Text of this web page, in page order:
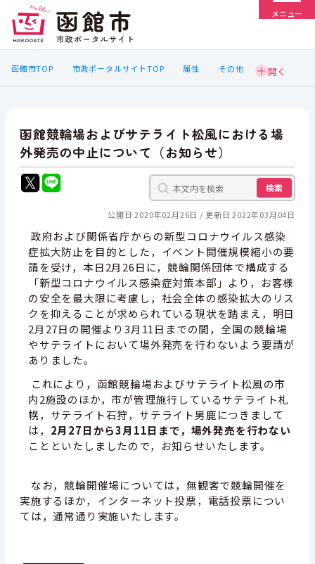
メニュー
函館市TOP 市政ポータルサイトTOP 属性 その他
函館競輪場およびサテライト松風における場
外発売の中止について（お知らせ）
検索
公開日 2020年02月26日 更新日 2022年03月04日
政府および関係省庁からの新型コロナウイルス感染
症拡大防止を目的とした，イベント開催規模縮小の要
請を受け，本日2月26日に，競輪関係団体で構成する
「新型コロナウイルス感染症対策本部」より，お客様
の安全を最大限に考慮し，社会全体の感染拡大のリス
クを抑えることが求められている現状を踏まえ，明日
2月27日の開催より3月11日までの間，全国の競輪場
やサテライトにおいて場外発売を行わないよう要請が
ありました。
これにより，函館競輪場およびサテライト松風の市
内2施設のほか，市が管理施行しているサテライト札
幌，サテライト石狩，サテライト男鹿につきまして
は， 2月27日から3月11日まで，場外発売を行わない
ことといたしましたので，お知らせいたします。
なお，競輪開催場については，無観客で競輪開催を
実施するほか，インターネット投票，電話投票につい
ては，通常通り実施いたします。